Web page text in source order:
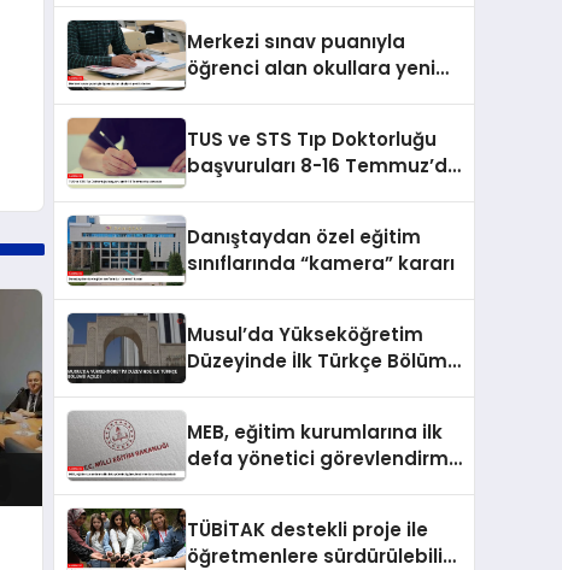
Merkezi sınav puanıyla
öğrenci alan okullara yeni
TUS ve STS Tıp Doktorluğu
başvuruları 8-16 Temmuz’da
Danıştaydan özel eğitim
sınıflarında “kamera” kararı
Musul’da Yükseköğretim
Düzeyinde İlk Türkçe Bölümü
MEB, eğitim kurumlarına ilk
defa yönetici görevlendirme
TÜBİTAK destekli proje ile
öğretmenlere sürdürülebilir